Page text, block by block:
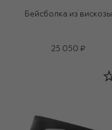
Бейсболка из вискозы
25 050 ₽